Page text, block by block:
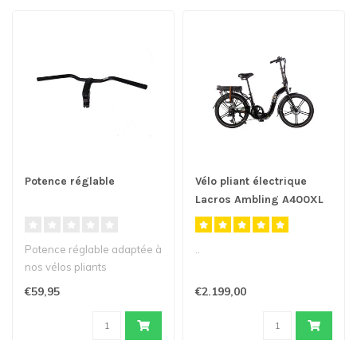
Potence réglable
Potence réglable adaptée à
nos vélos pliants
€59,95
Vélo pliant électrique
Lacros Ambling A400XL
€2.199,00